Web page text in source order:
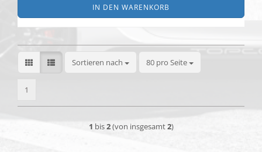
IN DEN WARENKORB
Sortieren nach
Sortieren nach 80 pro Seite
pro Seite
1
1 bis2(von insgesamt2)